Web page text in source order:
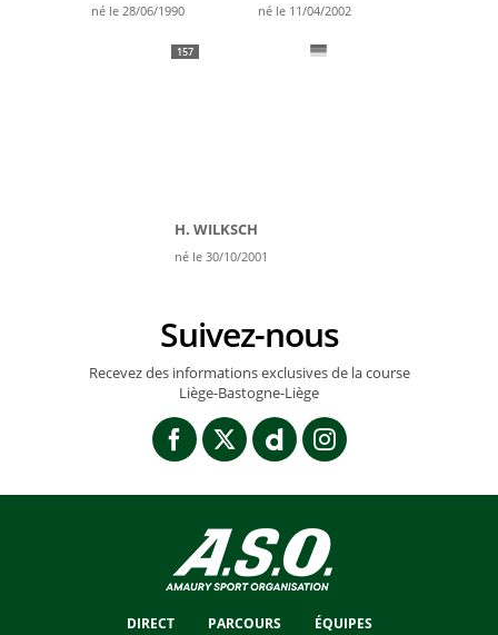
né le 28/06/1990 né le 11/04/2002
157
H. WILKSCH
né le 30/10/2001
Suivez-nous
Recevez des informations exclusives de la course
Liège-Bastogne-Liège
DIRECT PARCOURS ÉQUIPES